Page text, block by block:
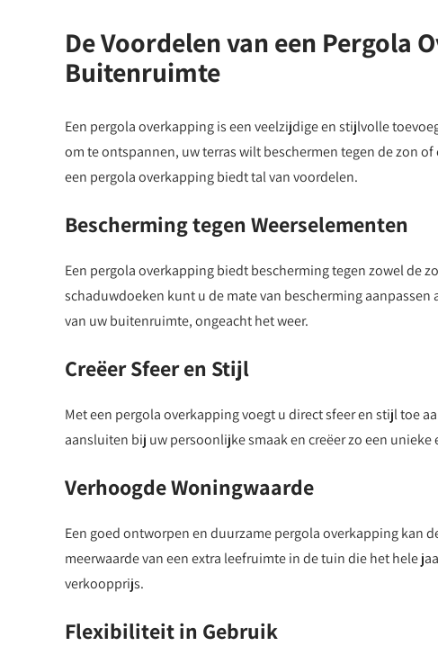
De Voordelen van een Pergola
Buitenruimte
Een pergola overkapping is een veelzijdige en stijlvolle
om te ontspannen, uw terras wilt beschermen tegen de zon
een pergola overkapping biedt tal van voordelen.
Bescherming tegen Weerselementen
Een pergola overkapping biedt bescherming tegen zowel de
schaduwdoeken kunt u de mate van bescherming
van uw buitenruimte, ongeacht het weer.
Creëer Sfeer en Stijl
Met een pergola overkapping voegt u direct sfeer en stijl toe
aansluiten bij uw persoonlijke smaak en creëer zo een
Verhoogde Woningwaarde
Een goed ontworpen en duurzame pergola overkapping kan
meerwaarde van een extra leefruimte in de tuin die het hele
verkoopprijs.
Flexibiliteit in Gebruik